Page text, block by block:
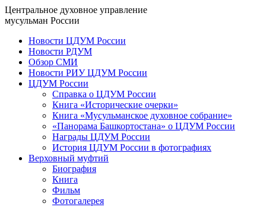
Центральное духовное управление
мусульман России
Новости ЦДУМ России
Новости РДУМ
Обзор СМИ
Новости РИУ ЦДУМ России
ЦДУМ России
Справка о ЦДУМ России
Книга «Исторические очерки»
Книга «Мусульманское духовное собрание»
«Панорама Башкортостана» о ЦДУМ России
Награды ЦДУМ России
История ЦДУМ России в фотографиях
Верховный муфтий
Биография
Книга
Фильм
Фотогалерея